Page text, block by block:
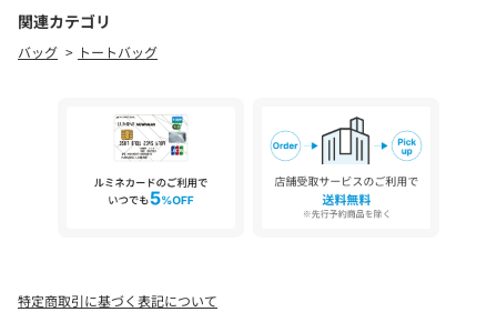
ます。また、パソコン・スマートフォンなどの環境により、若干
製品と画像のカラーが異なる場合もございます。
関連カテゴリ
バッグ トートバッグ
特定商取引に基づく表記について